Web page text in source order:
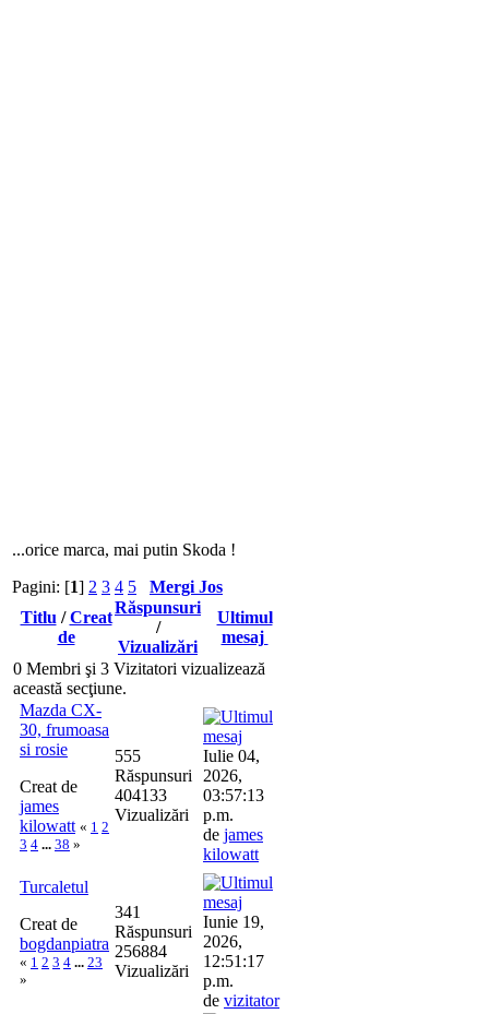
...orice marca, mai putin Skoda !
Pagini: [1] 2 3 4 5
Mergi Jos
Titlu /Creat
de
Răspunsuri
/
Vizualizări
Ultimul
mesaj
0 Membri şi 3 Vizitatori vizualizează
această secţiune.
Mazda CX-
30, frumoasa
si rosie
Creat de
james
kilowatt « 1 2
3 4 ... 38 »
555
Răspunsuri
404133
Vizualizări
Iulie 04,
2026,
03:57:13
p.m.
de james
kilowatt
Turcaletul
Creat de
bogdanpiatra
« 1 2 3 4 ... 23
»
341
Răspunsuri
256884
Vizualizări
Iunie 19,
2026,
12:51:17
p.m.
de vizitator